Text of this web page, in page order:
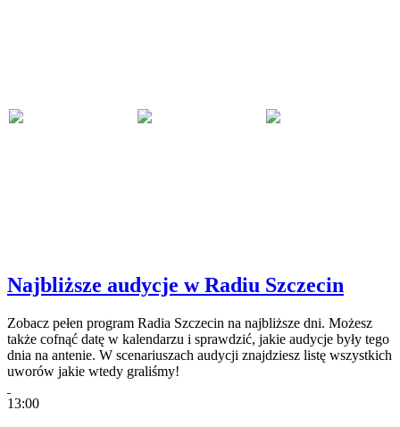
Najbliższe audycje w Radiu Szczecin
Zobacz pełen program Radia Szczecin na najbliższe dni. Możesz
także cofnąć datę w kalendarzu i sprawdzić, jakie audycje były tego
dnia na antenie. W scenariuszach audycji znajdziesz listę wszystkich
uworów jakie wtedy graliśmy!
13:00